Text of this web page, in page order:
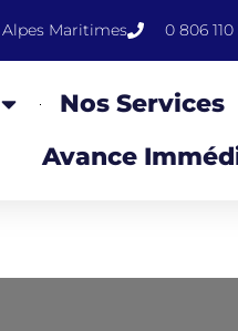
Alpes Maritimes 0 806
Nos Services
Avance